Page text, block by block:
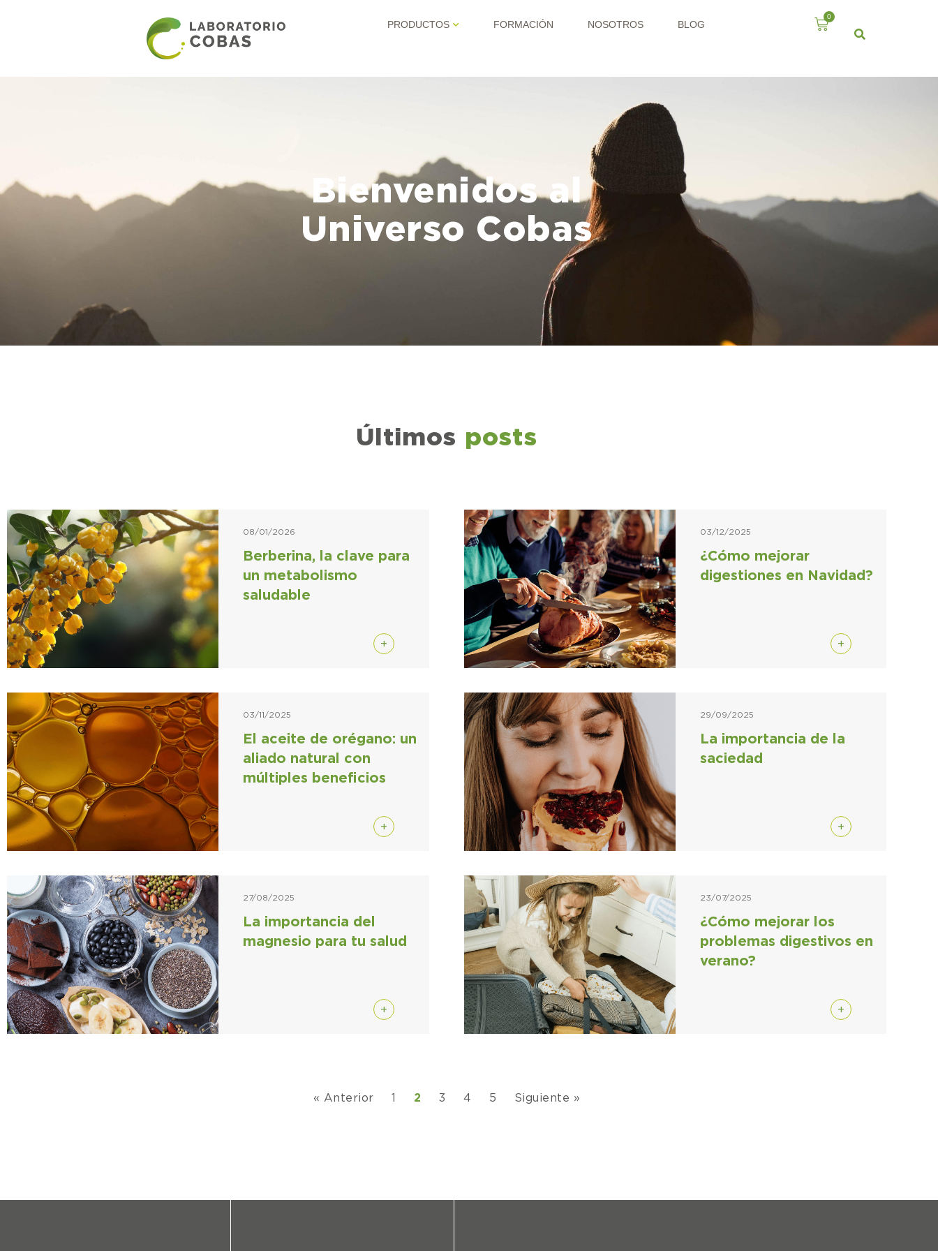
PRODUCTOS FORMACIÓN NOSOTROS BLOG
0
Bienvenidos al
Universo Cobas
Últimos posts
Berberina, la clave para
un metabolismo
saludable
08/01/2026
+
¿Cómo mejorar
digestiones en Navidad?
03/12/2025
+
El aceite de orégano: un
aliado natural con
múltiples beneficios
03/11/2025
+
La importancia de la
saciedad
29/09/2025
+
La importancia del
magnesio para tu salud
27/08/2025
+
¿Cómo mejorar los
problemas digestivos en
verano?
23/07/2025
+
« Anterior 1 2 3 4 5 Siguiente »